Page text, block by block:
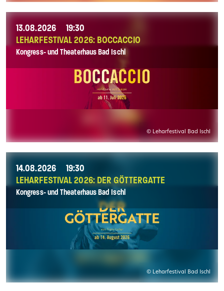
13.08.2026
19:30
LEHARFESTIVAL 2026: BOCCACCIO
Kongress- und Theaterhaus Bad Ischl
© Leharfestival Bad Ischl
14.08.2026
19:30
LEHARFESTIVAL 2026: DER GÖTTERGATTE
Kongress- und Theaterhaus Bad Ischl
© Leharfestival Bad Ischl